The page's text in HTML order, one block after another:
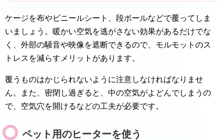
ケージを布やビニールシート、段ボールなどで覆ってしま
いましょう。暖かい空気を逃がさない効果があるだけでな
く、外部の騒音や映像を遮断できるので、モルモットのス
トレスを減らすメリットがあります。
覆うものはかじられないように注意しなければなりませ
ん。また、密閉し過ぎると、中の空気がよどんでしまうの
で、空気穴を開けるなどの工夫が必要です。
ペット用のヒーターを使う